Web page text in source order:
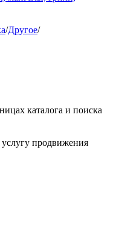
/Другое/
каталога и поиска
продвижения